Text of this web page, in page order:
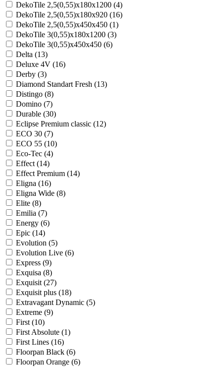
DekoTile 2,5(0,55)x180x1200 (4)
DekoTile 2,5(0,55)x180x920 (16)
DekoTile 2,5(0,55)x450x450 (1)
DekoTile 3(0,55)x180x1200 (3)
DekoTile 3(0,55)x450x450 (6)
Delta (13)
Deluxe 4V (16)
Derby (3)
Diamond Standart Fresh (13)
Distingo (8)
Domino (7)
Durable (30)
Eclipse Premium classic (12)
ECO 30 (7)
ECO 55 (10)
Eco-Tec (4)
Effect (14)
Effect Premium (14)
Eligna (16)
Eligna Wide (8)
Elite (8)
Emilia (7)
Energy (6)
Epic (14)
Evolution (5)
Evolution Live (6)
Express (9)
Exquisa (8)
Exquisit (27)
Exquisit plus (18)
Extravagant Dynamic (5)
Extreme (9)
First (10)
First Absolute (1)
First Lines (16)
Floorpan Black (6)
Floorpan Orange (6)